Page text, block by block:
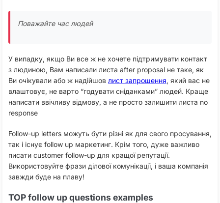
Поважайте час людей
У випадку, якщо Ви все ж не хочете підтримувати контакт
з людиною, Вам написали листа after proposal не таке, як
Ви очікували або ж надійшов лист запрошення, який вас не
влаштовує, не варто “годувати сніданками” людей. Краще
написати ввічливу відмову, а не просто залишити листа no
response
Follow-up letters можуть бути різні як для свого просування,
так і існує follow up маркетинг. Крім того, дуже важливо
писати customer follow-up для кращої репутації.
Використовуйте фрази ділової комунікації, і ваша компанія
завжди буде на плаву!
TOP follow up questions examples